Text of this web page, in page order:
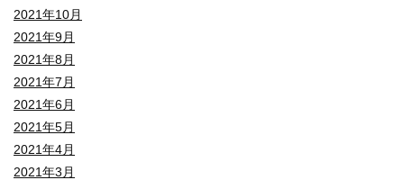
2021年10月
2021年9月
2021年8月
2021年7月
2021年6月
2021年5月
2021年4月
2021年3月